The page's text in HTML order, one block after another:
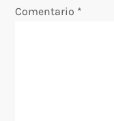
Comentario *